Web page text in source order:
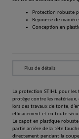
Protection robuste
Repousse de
Conception en
La protection STIHL pour
protège contre les matériaux,
lors des travaux de tonte,
efficacement et en toute
Le capot en plastique
partie arrière de la tête
directement pendant la coupe.